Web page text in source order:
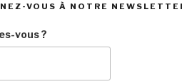
VOUS À NOTRE
vous ?